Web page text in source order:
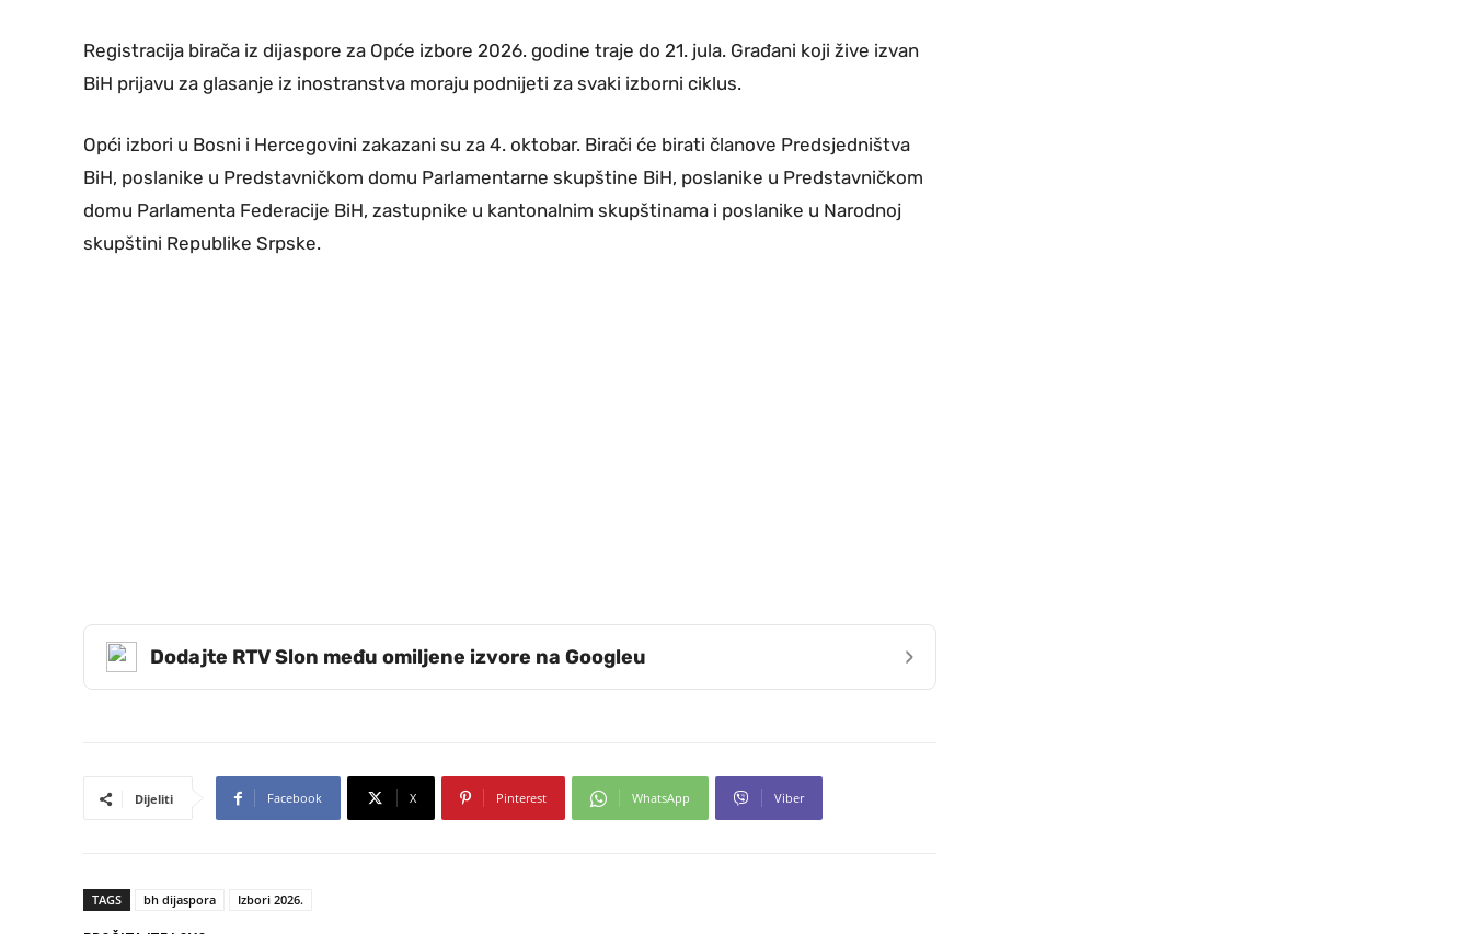
Registracija birača iz dijaspore za Opće izbore 2026. godine traje do 21. jula. Građani koji žive izvan
BiH prijavu za glasanje iz inostranstva moraju podnijeti za svaki izborni ciklus.
Opći izbori u Bosni i Hercegovini zakazani su za 4. oktobar. Birači će birati članove Predsjedništva
BiH, poslanike u Predstavničkom domu Parlamentarne skupštine BiH, poslanike u Predstavničkom
domu Parlamenta Federacije BiH, zastupnike u kantonalnim skupštinama i poslanike u Narodnoj
skupštini Republike Srpske.
Dodajte RTV Slon među omiljene izvore na Googleu ›
Dijeliti Facebook X Pinterest WhatsApp Viber
TAGS bh dijaspora Izbori 2026.